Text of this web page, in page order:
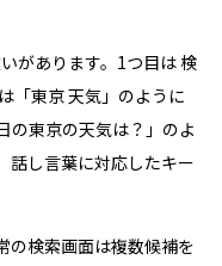
があります。1つ目は 検
「東京 天気」のように
の東京の天気は？」のよ
話し言葉に対応したキー
の検索画面は複数候補を